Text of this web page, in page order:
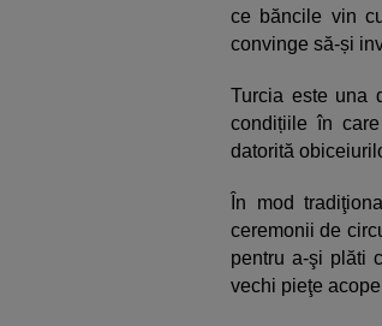
ce băncile vin
convinge să-și
Turcia este una
condițiile în
datorită
În mod
ceremonii de
pentru a-şi plăti
vechi pieţe